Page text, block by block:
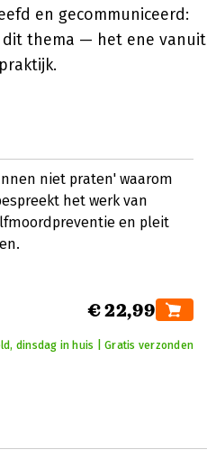
en gecommuniceerd:
dit thema — het ene vanuit
niet praten' waarom
het werk van
en pleit
€ 22,99
dinsdag in huis | Gratis verzonden